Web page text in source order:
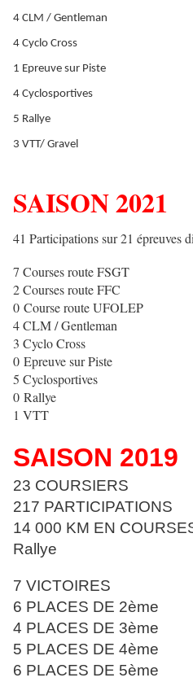
4 CLM / Gentleman
4 Cyclo Cross
1 Epreuve sur Piste
4 Cyclosportives
5 Rallye
3 VTT/ Gravel
SAISON 2021
41 Participations sur 21 épreuves
7 Courses route FSGT
2 Courses route FFC
0 Course route UFOLEP
4 CLM / Gentleman
3 Cyclo Cross
0 Epreuve sur Piste
5 Cyclosportives
0 Rallye
1 VTT
SAISON 2019
23 COURSIERS
217 PARTICIPATIONS
14 000 KM EN
Rallye
7 VICTOIRES
6 PLACES DE 2ème
4 PLACES DE 3ème
5 PLACES DE 4ème
6 PLACES DE 5ème